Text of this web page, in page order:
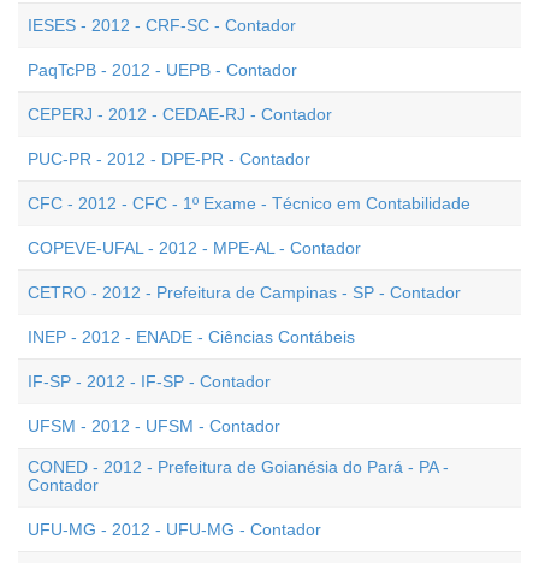
IESES - 2012 - CRF-SC - Contador
PaqTcPB - 2012 - UEPB - Contador
CEPERJ - 2012 - CEDAE-RJ - Contador
PUC-PR - 2012 - DPE-PR - Contador
CFC - 2012 - CFC - 1º Exame - Técnico em Contabilidade
COPEVE-UFAL - 2012 - MPE-AL - Contador
CETRO - 2012 - Prefeitura de Campinas - SP - Contador
INEP - 2012 - ENADE - Ciências Contábeis
IF-SP - 2012 - IF-SP - Contador
UFSM - 2012 - UFSM - Contador
CONED - 2012 - Prefeitura de Goianésia do Pará - PA -
Contador
UFU-MG - 2012 - UFU-MG - Contador